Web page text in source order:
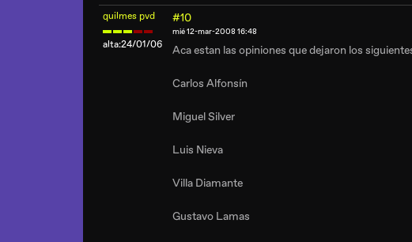
quilmes pvd
alta:24/01/06
#10
mié 12-mar-2008 16:48
Aca estan las opiniones que dejaron los
Carlos Alfonsín
Miguel Silver
Luis Nieva
Villa Diamante
Gustavo Lamas